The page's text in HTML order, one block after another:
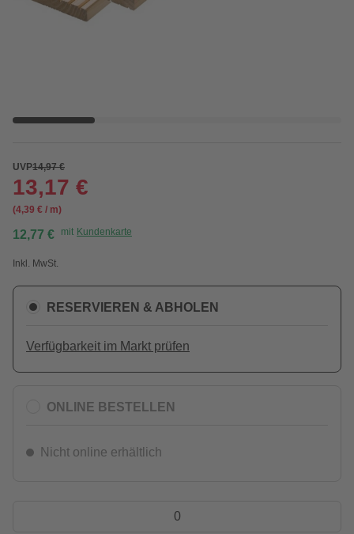
UVP14,97 €
13,17 €
(4,39 € / m)
12,77 € mit Kundenkarte
Inkl. MwSt.
RESERVIEREN & ABHOLEN
Verfügbarkeit im Markt prüfen
ONLINE BESTELLEN
Nicht online erhältlich